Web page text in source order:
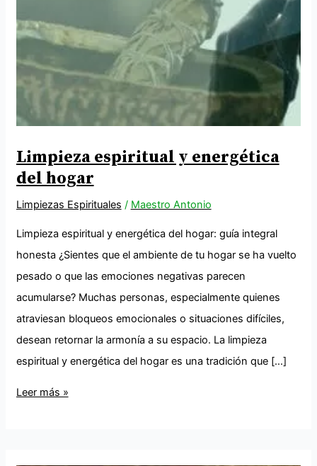
Limpieza espiritual y energética
del hogar
Limpiezas Espirituales / Maestro Antonio
Limpieza espiritual y energética del hogar: guía integral
honesta ¿Sientes que el ambiente de tu hogar se ha vuelto
pesado o que las emociones negativas parecen
acumularse? Muchas personas, especialmente quienes
atraviesan bloqueos emocionales o situaciones difíciles,
desean retornar la armonía a su espacio. La limpieza
espiritual y energética del hogar es una tradición que […]
Leer más »